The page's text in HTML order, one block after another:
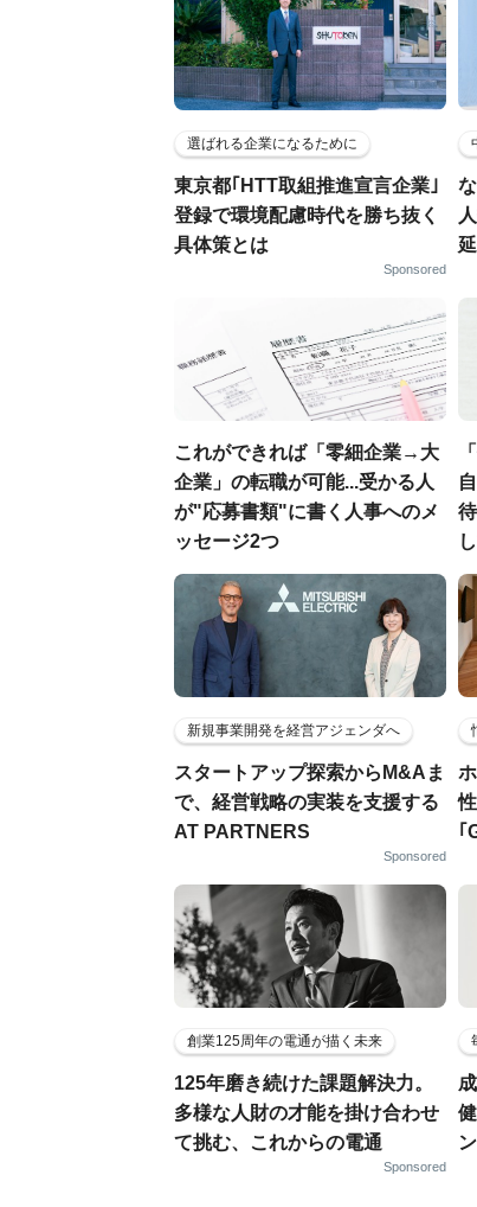
選ばれる企業になるために
東京都｢HTT取組推進宣言企業｣
登録で環境配慮時代を勝ち抜く
具体策とは
Sponsored
これができれば「零細企業→大
企業」の転職が可能...受かる人
が"応募書類"に書く人事へのメ
ッセージ2つ
新規事業開発を経営アジェンダへ
スタートアップ探索からM&Aま
で、経営戦略の実装を支援する
AT PARTNERS
Sponsored
｢
創業125周年の電通が描く未来
125年磨き続けた課題解決力。
多様な人財の才能を掛け合わせ
て挑む、これからの電通
Sponsored